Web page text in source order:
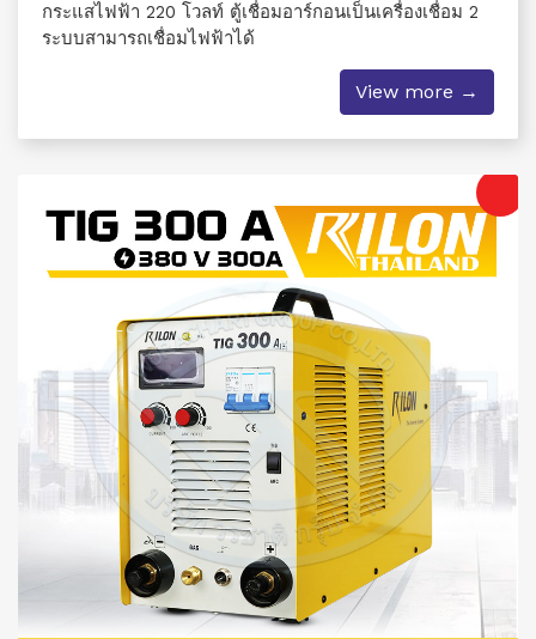
กระแสไฟฟ้า 220 โวลท์ ตู้เชื่อมอาร์กอนเป็นเครื่องเชื่อม 2
ระบบสามารถเชื่อมไฟฟ้าได้
View more →